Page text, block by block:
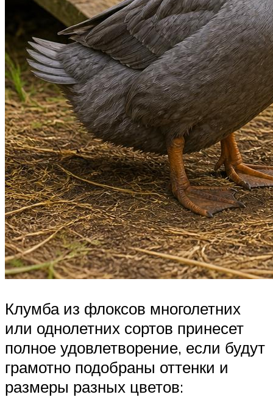
Клумба из флоксов многолетних
или однолетних сортов принесет
полное удовлетворение, если будут
грамотно подобраны оттенки и
размеры разных цветов: